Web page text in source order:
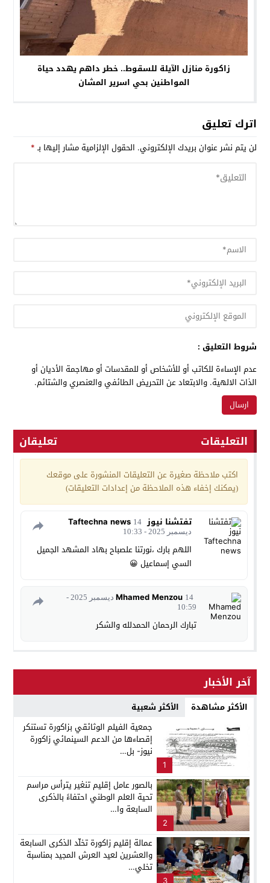
زاكورة منازل الآيلة للسقوط.. خطر داهم يهدد حياة
المواطنين بحي اسرير المشان
اترك تعليق
لن يتم نشر عنوان بريدك الإلكتروني. الحقول الإلزامية مشار إليها بـ*
شروط التعليق :
عدم الإساءة للكاتب أو للأشخاص أو للمقدسات أو مهاجمة الأديان أو
الذات الالهية. والابتعاد عن التحريض الطائفي والعنصري والشتائم.
التعليقات تعليقان
اكتب ملاحظة صغيرة عن التعليقات المنشورة على موقعك
(يمكنك إخفاء هذه الملاحظة من إعدادات التعليقات)
تفتشنا نيوز Taftechna news 14
ديسمبر 2025 - 10:33
اللهم بارك ،نورتنا علصباح بهاد المشهد الجميل
السي إسماعيل 😀
Mhamed Menzou
14 ديسمبر 2025 -
10:59
تبارك الرحمان الحمدلله والشكر
آخر الأخبار
الأكثر مشاهدة الأكثر شعبية
1
جمعية الفيلم الوثائقي بزاكورة تستنكر
إقصاءها من الدعم السينمائي زاكورة
نيوز- بل…
2
بالصور عامل إقليم تنغير يترأس مراسم
تحية العلم الوطني احتفاءً بالذكرى
السابعة وا…
عمالة إقليم زاكورة تخلّد الذكرى السابعة
والعشرين لعيد العرش المجيد بمناسبة
تخلي…